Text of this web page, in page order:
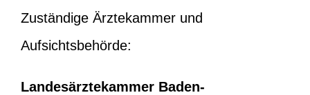
Zuständige Ärztekammer und
Aufsichtsbehörde:
Landesärztekammer Baden-